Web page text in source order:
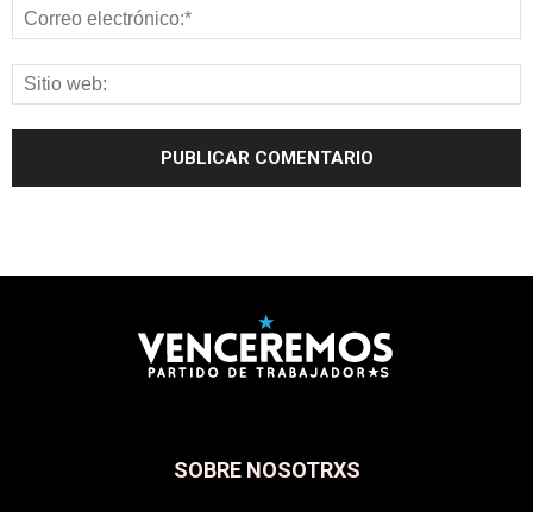
SOBRE NOSOTRXS